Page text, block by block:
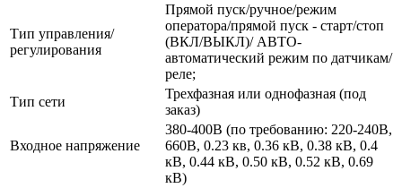
Тип управления/
регулирования
Прямой пуск/ручное/режим
оператора/прямой пуск - старт/стоп
(ВКЛ/ВЫКЛ)/ АВТО-
автоматический режим по датчикам/
реле;
Тип сети
Трехфазная или однофазная (под
заказ)
Входное напряжение
380-400В (по требованию: 220-240В,
660В, 0.23 кв, 0.36 кВ, 0.38 кВ, 0.4
кВ, 0.44 кВ, 0.50 кВ, 0.52 кВ, 0.69
кВ)